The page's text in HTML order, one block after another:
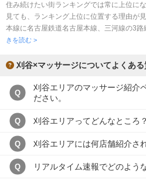
スタッフ指名可
駅から徒歩5分以内
こだわり条件
閉じ
住み続けたい街ランキングでは常に上位に
見ても、ランキング上位に位置する理由が
本線に名古屋鉄道名古屋本線、三河線の3
きを読む >
刈谷×マッサージについてよくある
Q
刈谷エリアのマッサージ紹介
ださい。
Q 刈谷エリアってどんなところ？
Q 刈谷エリアには何店舗紹介さ
Q リアルタイム速報でどのよう